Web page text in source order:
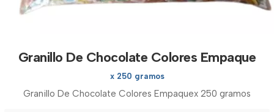
Granillo De Chocolate Colores Empaque
x 250 gramos
Granillo De Chocolate Colores Empaquex 250 gramos